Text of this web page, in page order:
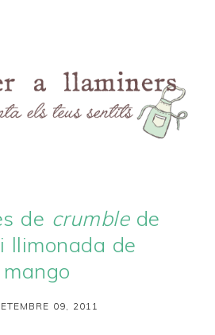
de crumblede
llimonada de
mango
09, 2011